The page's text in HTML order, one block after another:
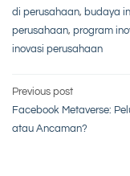
di perusahaan, budaya
perusahaan, program
inovasi perusahaan
Post
navigation
Previous post
Facebook Metaverse:
atau Ancaman?